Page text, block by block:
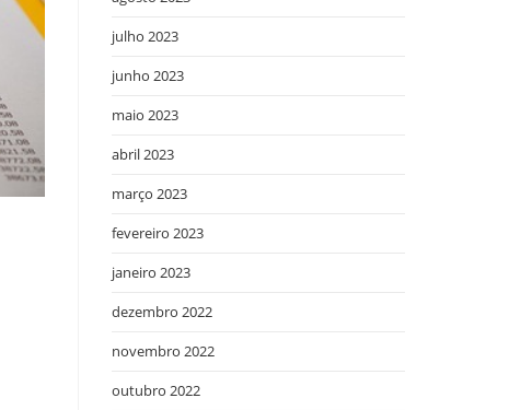
julho 2023
junho 2023
maio 2023
abril 2023
março 2023
fevereiro 2023
janeiro 2023
dezembro 2022
novembro 2022
outubro 2022